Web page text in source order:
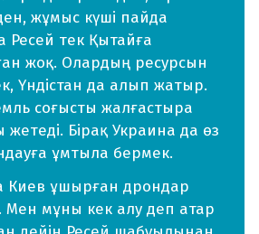
жұмыс күші пайда
Ресей тек Қытайға
жоқ. Олардың ресурсын
Үндістан да алып жатыр.
соғысты жалғастыра
жетеді. Бірақ Украина да өз
ұмтыла бермек.
Киев ұшырған дрондар
Мен мұны кек алу деп атар